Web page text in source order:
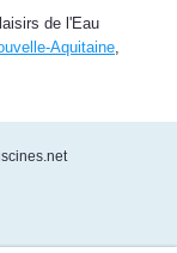
de l'Eau
Aquitaine,